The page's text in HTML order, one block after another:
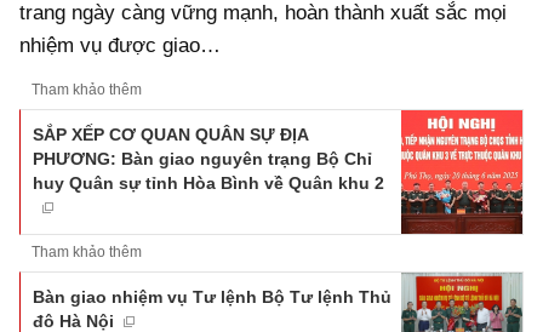
trang ngày càng vững mạnh, hoàn thành xuất sắc mọi
nhiệm vụ được giao…
Tham khảo thêm
SẮP XẾP CƠ QUAN QUÂN SỰ ĐỊA
PHƯƠNG: Bàn giao nguyên trạng Bộ Chỉ
huy Quân sự tỉnh Hòa Bình về Quân khu 2
Tham khảo thêm
Bàn giao nhiệm vụ Tư lệnh Bộ Tư lệnh Thủ
đô Hà Nội